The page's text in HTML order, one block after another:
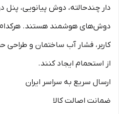
دار چندحالته، دوش پیانویی،
دوش‌های هوشمند هستند. هرکدام
کاربر، فشار آب ساختمان و طراحی
از استحمام ایجاد کنند.
ارسال سریع به سراسر ایران
ضمانت اصالت کالا